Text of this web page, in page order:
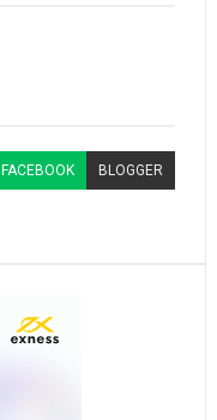
FACEBOOK BLOGGER